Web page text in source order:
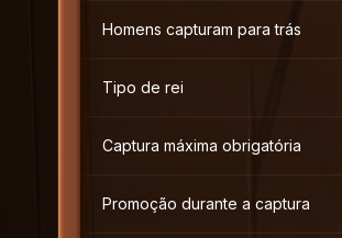
Homens capturam para trás
Tipo de rei
Captura máxima obrigatória
Promoção durante a captura